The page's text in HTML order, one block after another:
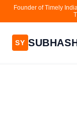
Founder of Timely
SY